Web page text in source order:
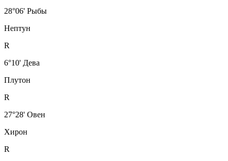
28°06' Рыбы
Нептун
R
6°10' Дева
Плутон
R
27°28' Овен
Хирон
R